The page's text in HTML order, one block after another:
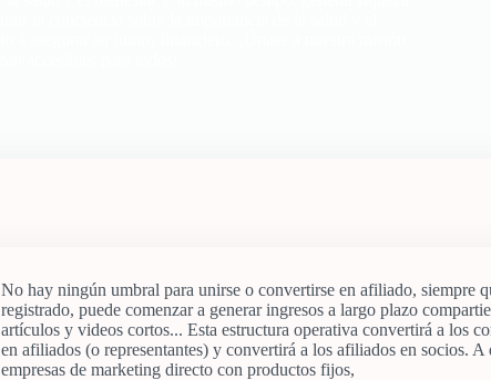
No hay ningún umbral para unirse o convertirse en afiliado, siempre
registrado, puede comenzar a generar ingresos a largo plazo
artículos y videos cortos... Esta estructura operativa convertirá a los
en afiliados (o representantes) y convertirá a los afiliados en socios. A
empresas de marketing directo con productos fijos,